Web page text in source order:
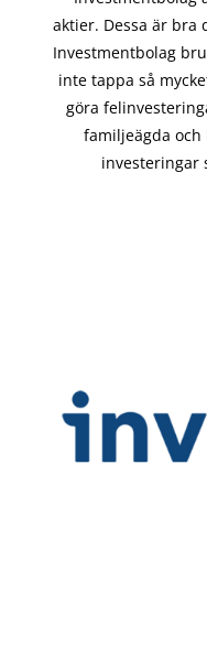
aktier. Dessa är bra
Investmentbolag
inte tappa så
göra
familjeägda
investeringar